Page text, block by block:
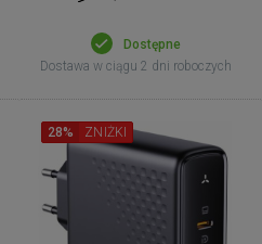
Dostępne
Dostawa w ciągu 2 dni roboczych
28% ZNIŻKI